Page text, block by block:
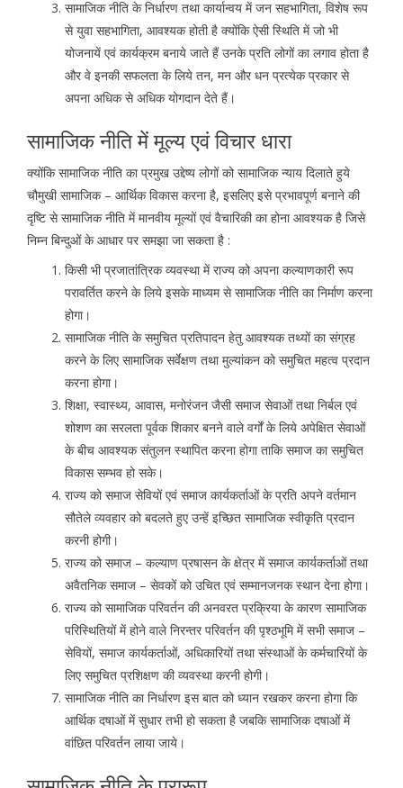
सामाजिक नीति के निर्धारण तथा कार्यान्वय में जन सहभागिता, विशेष रूप
से युवा सहभागिता, आवश्यक होती है क्योंकि ऐसी स्थिति में जो भी
योजनायें एवं कार्यक्रम बनाये जाते हैं उनके प्रति लोगों का लगाव होता है
और वे इनकी सफलता के लिये तन, मन और धन प्रत्येक प्रकार से
अपना अधिक से अधिक योगदान देते हैं।
सामाजिक नीति में मूल्य एवं विचार धारा
क्योंकि सामाजिक नीति का प्रमुख उद्देष्य लोगों को सामाजिक न्याय दिलाते हुये
चौमुखी सामाजिक – आर्थिक विकास करना है, इसलिए इसे प्रभावपूर्ण बनाने की
दृष्टि से सामाजिक नीति में मानवीय मूल्यों एवं वैचारिकी का होना आवश्यक है जिसे
निम्न बिन्दुओं के आधार पर समझा जा सकता है :
किसी भी प्रजातांत्रिक व्यवस्था में राज्य को अपना कल्याणकारी रूप
परावर्तित करने के लिये इसके माध्यम से सामाजिक नीति का निर्माण करना
होगा।
सामाजिक नीति के समुचित प्रतिपादन हेतु आवश्यक तथ्यों का संग्रह
करने के लिए सामाजिक सर्वेक्षण तथा मुल्यांकन को समुचित महत्व प्रदान
करना होगा।
शिक्षा, स्वास्थ्य, आवास, मनोरंजन जैसी समाज सेवाओं तथा निर्बल एवं
शोशण का सरलता पूर्वक शिकार बनने वाले वर्गों के लिये अपेक्षित सेवाओं
के बीच आवश्यक संतुलन स्थापित करना होगा ताकि समाज का समुचित
विकास सम्भव हो सके।
राज्य को समाज सेवियों एवं समाज कार्यकर्ताओं के प्रति अपने वर्तमान
सौतेले व्यवहार को बदलते हुए उन्हें इच्छित सामाजिक स्वीकृति प्रदान
करनी होगी।
राज्य को समाज – कल्याण प्रषासन के क्षेत्र में समाज कार्यकर्ताओं तथा
अवैतनिक समाज – सेवकों को उचित एवं सम्मानजनक स्थान देना होगा।
राज्य को सामाजिक परिवर्तन की अनवरत प्रक्रिया के कारण सामाजिक
परिस्थितियों में होने वाले निरन्तर परिवर्तन की पृश्ठभूमि में सभी समाज –
सेवियों, समाज कार्यकर्ताओं, अधिकारियों तथा संस्थाओं के कर्मचारियों के
लिए समुचित प्रशिक्षण की व्यवस्था करनी होगी।
सामाजिक नीति का निर्धारण इस बात को ध्यान रखकर करना होगा कि
आर्थिक दषाओं में सुधार तभी हो सकता है जबकि सामाजिक दषाओं में
वांछित परिवर्तन लाया जाये।